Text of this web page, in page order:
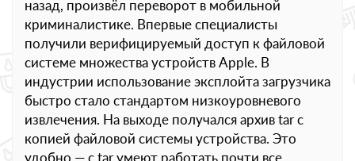
назад, произвёл переворот в мобильной
криминалистике. Впервые специалисты
получили верифицируемый доступ к файловой
системе множества устройств Apple. В
индустрии использование эксплойта загрузчика
быстро стало стандартом низкоуровневого
извлечения. На выходе получался архив tar с
копией файловой системы устройства. Это
удобно — с tar умеют работать почти все